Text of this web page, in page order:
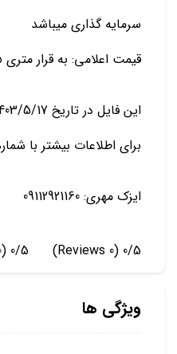
سرمایه گذاری میباشد
قیمت اعلامی: به قرار متری ۱۵ میلیون تومان
این فایل در تاریخ 1403/5/17 بارگذاری شده است .
برای اطلاعات بیشتر با
ایزک مهری: 09112921160
0/5
(0 Reviews)
0/5
(0 Reviews)
ویژگی ها